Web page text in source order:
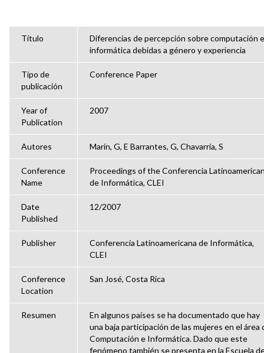
Título
Diferencias de percepción sobre computación e
informática debidas a género y experiencia
Tipo de
publicación
Conference Paper
Year of
Publication
2007
Autores Marín, G, E Barrantes, G, Chavarría, S
Conference
Name
Proceedings of the Conferencia
de Informática, CLEI
Date
Published
12/2007
Publisher
Conferencia Latinoamericana de Informática,
CLEI
Conference
Location
San José, Costa Rica
Resumen
En algunos países se ha documentado que hay
una baja participación de las mujeres en el área
Computación e Informática. Dado que este
fenómeno también se presenta en la Escuela